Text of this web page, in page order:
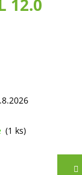
12.0
(1 ks)